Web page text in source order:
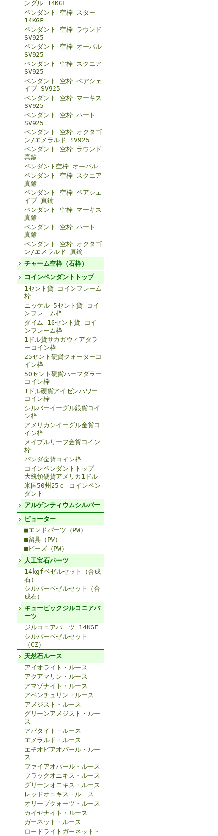
ングル 14KGF
ペンダント 空枠 スター
14KGF
ペンダント 空枠 ラウンド
SV925
ペンダント 空枠 オーバル
SV925
ペンダント 空枠 スクエア
SV925
ペンダント 空枠 ペアシェ
イプ SV925
ペンダント 空枠 マーキス
SV925
ペンダント 空枠 ハート
SV925
ペンダント 空枠 オクタゴ
ン/エメラルド SV925
ペンダント 空枠 ラウンド
真鍮
ペンダント空枠 オーバル
ペンダント 空枠 スクエア
真鍮
ペンダント 空枠 ペアシェ
イプ 真鍮
ペンダント 空枠 マーキス
真鍮
ペンダント 空枠 ハート
真鍮
ペンダント 空枠 オクタゴ
ン/エメラルド 真鍮
チャーム空枠（石枠）
コインペンダントトップ
1セント貨 コインフレーム
枠
ニッケル 5セント貨 コイ
ンフレーム枠
ダイム 10セント貨 コイ
ンフレーム枠
1ドル貨サカガウィアダラ
ーコイン枠
25セント硬貨クォーターコ
イン枠
50セント硬貨ハーフダラー
コイン枠
1ドル硬貨アイゼンハワー
コイン枠
シルバーイーグル銀貨コイ
ン枠
アメリカンイーグル金貨コ
イン枠
メイプルリーフ金貨コイン
枠
パンダ金貨コイン枠
コインペンダントトップ
大統領硬貨アメリカ1ドル
米国50州25￠ コインペン
ダント
アルゲンティウムシルバー
ピューター
■エンドパーツ（PW）
■留具（PW）
■ビーズ（PW）
人工宝石パーツ
14kgfベゼルセット（合成
石）
シルバーベゼルセット（合
成石）
キュービックジルコニアパ
ーツ
ジルコニアパーツ 14KGF
シルバーベゼルセット
（CZ）
天然石ルース
アイオライト・ルース
アクアマリン・ルース
アマゾナイト・ルース
アベンチュリン・ルース
アメジスト・ルース
グリーンアメジスト・ルー
ス
アパタイト・ルース
エメラルド・ルース
エチオピアオパール・ルー
ス
ファイアオパール・ルース
ブラックオニキス・ルース
グリーンオニキス・ルース
レッドオニキス・ルース
オリーブクォーツ・ルース
カイヤナイト・ルース
ガーネット・ルース
ロードライトガーネット・